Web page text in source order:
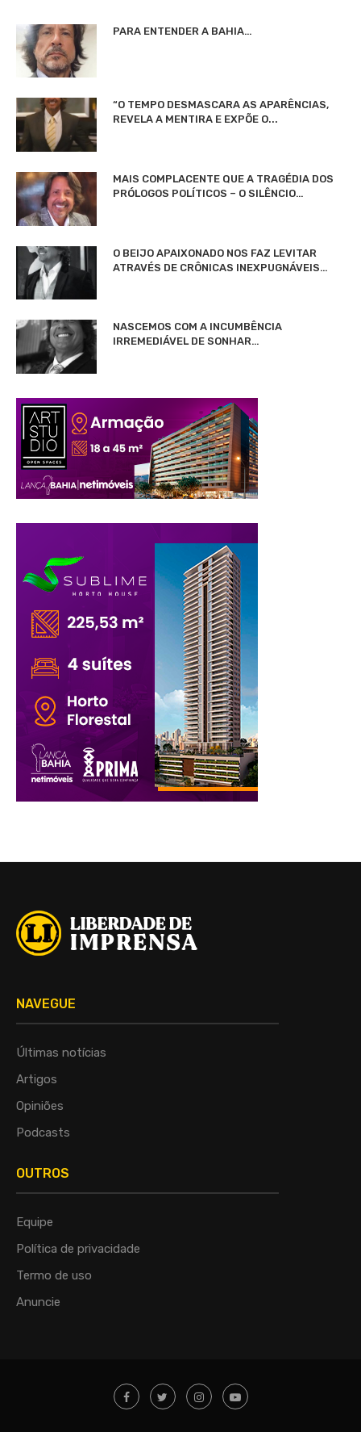
PARA ENTENDER A BAHIA…
“O TEMPO DESMASCARA AS APARÊNCIAS,
REVELA A MENTIRA E EXPÕE O...
MAIS COMPLACENTE QUE A TRAGÉDIA DOS
PRÓLOGOS POLÍTICOS – O SILÊNCIO…
O BEIJO APAIXONADO NOS FAZ LEVITAR
ATRAVÉS DE CRÔNICAS INEXPUGNÁVEIS…
NASCEMOS COM A INCUMBÊNCIA
IRREMEDIÁVEL DE SONHAR…
NAVEGUE
Últimas notícias
Artigos
Opiniões
Podcasts
OUTROS
Equipe
Política de privacidade
Termo de uso
Anuncie